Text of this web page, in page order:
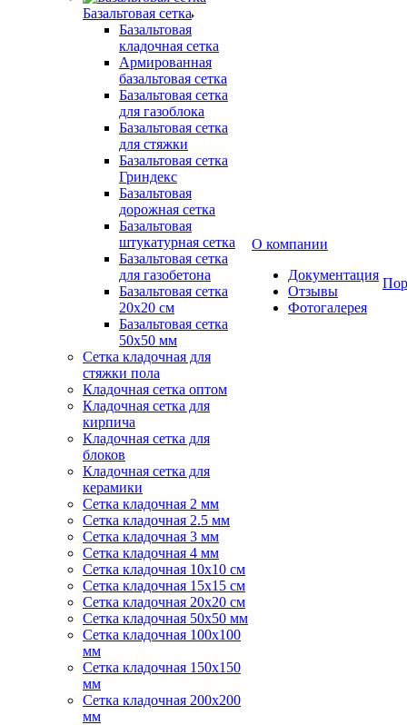
Базальтовая сетка
Базальтовая
кладочная сетка
Армированная
базальтовая сетка
Базальтовая сетка
для газоблока
Базальтовая сетка
для стяжки
Базальтовая сетка
Гриндекс
Базальтовая
дорожная сетка
Базальтовая
штукатурная сетка
Базальтовая сетка
для газобетона
Базальтовая сетка
20x20 см
Базальтовая сетка
50x50 мм
Сетка кладочная для
стяжки пола
Кладочная сетка оптом
Кладочная сетка для
кирпича
Кладочная сетка для
блоков
Кладочная сетка для
керамики
Сетка кладочная 2 мм
Сетка кладочная 2.5 мм
Сетка кладочная 3 мм
Сетка кладочная 4 мм
Сетка кладочная 10x10 см
Сетка кладочная 15x15 см
Сетка кладочная 20x20 см
Сетка кладочная 50x50 мм
Сетка кладочная 100x100
мм
Сетка кладочная 150x150
мм
Сетка кладочная 200x200
мм
О компании
Документация
Отзывы
Фотогалерея